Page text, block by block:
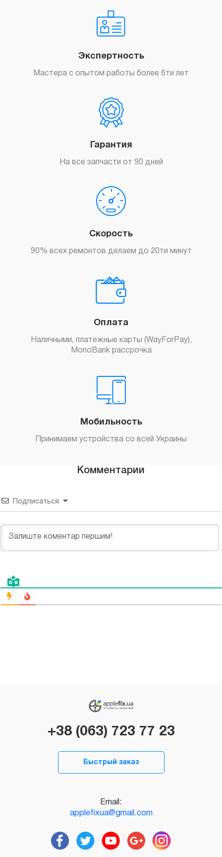
Экспертность
Мастера с опытом работы более 6ти лет
Гарантия
На все запчасти от 90 дней
Скорость
90% всех ремонтов делаем до 20ти минут
Оплата
Наличными, платежные карты (WayForPay),
MonoBank рассрочка
Мобильность
Принимаем устройства со всей Украины
Комментарии
Подписаться
+38 (063) 723 77 23
Быстрый заказ
Email:
applefixua@gmail.com